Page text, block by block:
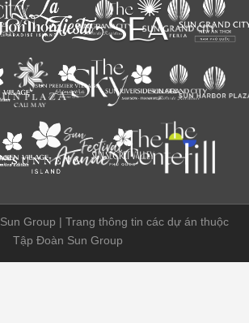
Sun Group | Trang thông tin các dự án thuộc
Tập Đoàn Sun Group